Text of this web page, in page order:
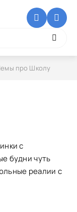
про Школу
с
будни чуть
реалии с